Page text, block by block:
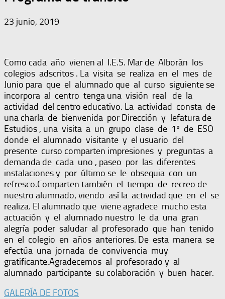
23 junio, 2019
Como cada año vienen al I.E.S. Mar de Alborán los
colegios adscritos . La visita se realiza en el mes de
Junio para que el alumnado que al curso siguiente se
incorpora al centro tenga una visión real de la
actividad del centro educativo. La actividad consta de
una charla de bienvenida por Dirección y Jefatura de
Estudios , una visita a un grupo clase de 1º de ESO
donde el alumnado visitante y el usuario del
presente curso comparten impresiones y preguntas a
demanda de cada uno , paseo por las diferentes
instalaciones y por último se le obsequia con un
refresco.Comparten también el tiempo de recreo de
nuestro alumnado, viendo así la actividad que en el se
realiza. El alumnado que viene agradece mucho esta
actuación y el alumnado nuestro le da una gran
alegría poder saludar al profesorado que han tenido
en el colegio en años anteriores. De esta manera se
efectúa una jornada de convivencia muy
gratificante.Agradecemos al profesorado y al
alumnado participante su colaboración y buen hacer.
GALERÍA DE FOTOS